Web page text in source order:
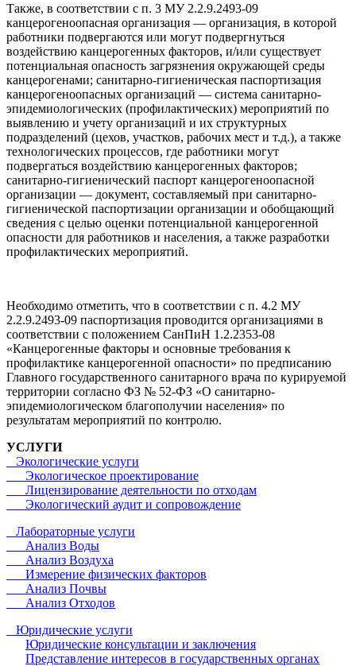
Также, в соответствии с п. 3 МУ 2.2.9.2493-09
канцерогеноопасная организация — организация, в которой
работники подвергаются или могут подвергнуться
воздействию канцерогенных факторов, и/или существует
потенциальная опасность загрязнения окружающей среды
канцерогенами; санитарно-гигиеническая паспортизация
канцерогеноопасных организаций — система санитарно-
эпидемиологических (профилактических) мероприятий по
выявлению и учету организаций и их структурных
подразделений (цехов, участков, рабочих мест и т.д.), а также
технологических процессов, где работники могут
подвергаться воздействию канцерогенных факторов;
санитарно-гигиенический паспорт канцерогеноопасной
организации — документ, составляемый при санитарно-
гигиенической паспортизации организации и обобщающий
сведения с целью оценки потенциальной канцерогенной
опасности для работников и населения, а также разработки
профилактических мероприятий.
Необходимо отметить, что в соответствии с п. 4.2 МУ
2.2.9.2493-09 паспортизация проводится организациями в
соответствии с положением СанПиН 1.2.2353-08
«Канцерогенные факторы и основные требования к
профилактике канцерогенной опасности» по предписанию
Главного государственного санитарного врача по курируемой
территории согласно ФЗ № 52-ФЗ «О санитарно-
эпидемиологическом благополучии населения» по
результатам мероприятий по контролю.
УСЛУГИ
Экологические услуги
Экологическое проектирование
Лицензирование деятельности по отходам
Экологический аудит и сопровождение
Лабораторные услуги
Анализ Воды
Анализ Воздуха
Измерение физических факторов
Анализ Почвы
Анализ Отходов
Юридические услуги
Юридические консультации и заключения
Представление интересов в государственных органах